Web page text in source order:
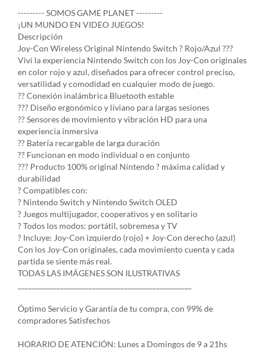
--------- SOMOS GAME PLANET ---------
¡UN MUNDO EN VIDEO JUEGOS!
Descripción
Joy-Con Wireless Original Nintendo Switch ? Rojo/Azul ???
Viví la experiencia Nintendo Switch con los Joy-Con originales
en color rojo y azul, diseñados para ofrecer control preciso,
versatilidad y comodidad en cualquier modo de juego.
?? Conexión inalámbrica Bluetooth estable
??? Diseño ergonómico y liviano para largas sesiones
?? Sensores de movimiento y vibración HD para una
experiencia inmersiva
?? Batería recargable de larga duración
?? Funcionan en modo individual o en conjunto
??? Producto 100% original Nintendo ? máxima calidad y
durabilidad
? Compatibles con:
? Nintendo Switch y Nintendo Switch OLED
? Juegos multijugador, cooperativos y en solitario
? Todos los modos: portátil, sobremesa y TV
? Incluye: Joy-Con izquierdo (rojo) + Joy-Con derecho (azul)
Con los Joy-Con originales, cada movimiento cuenta y cada
partida se siente más real.
TODAS LAS IMÁGENES SON ILUSTRATIVAS
Óptimo Servicio y Garantía de tu compra, con 99% de
compradores Satisfechos
HORARIO DE ATENCIÓN: Lunes a Domingos de 9 a 21hs